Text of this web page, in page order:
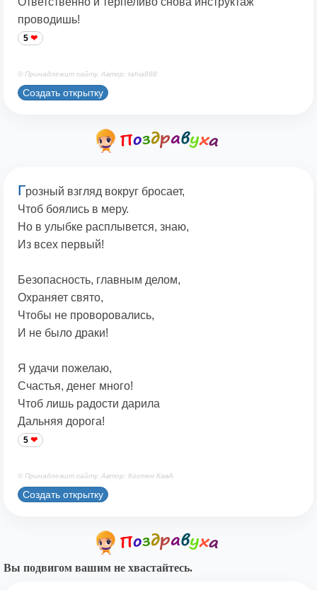
проводишь!
5
© Принадлежит сайту. Автор: tahia888
Создать открытку
Грозный взгляд вокруг бросает,
Чтоб боялись в меру.
Но в улыбке расплывется, знаю,
Из всех первый!
Безопасность, главным делом,
Охраняет свято,
Чтобы не проворовались,
И не было драки!
Я удачи пожелаю,
Счастья, денег много!
Чтоб лишь радости дарила
Дальняя дорога!
5
© Принадлежит сайту. Автор: Костен КавА
Создать открытку
Вы подвигом вашим не хвастайтесь.